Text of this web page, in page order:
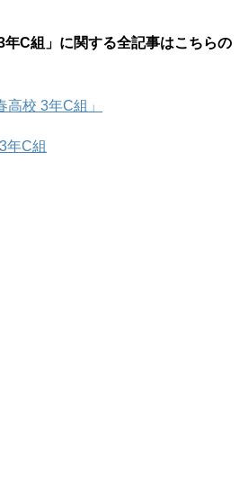
年C組」に関する全記事はこちらの
校 3年C組」
年C組